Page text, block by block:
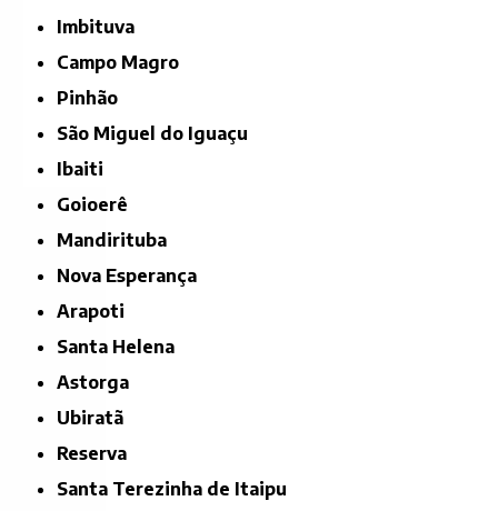
Imbituva
Campo Magro
Pinhão
São Miguel do Iguaçu
Ibaiti
Goioerê
Mandirituba
Nova Esperança
Arapoti
Santa Helena
Astorga
Ubiratã
Reserva
Santa Terezinha de Itaipu